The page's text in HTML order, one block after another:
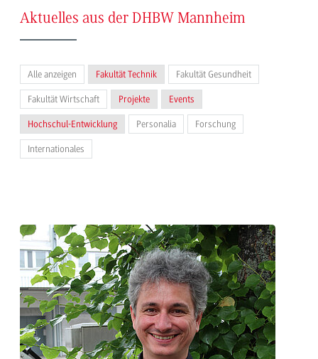
Aktuelles aus der DHBW Mannheim
Alle anzeigen Fakultät Technik Fakultät Gesundheit
Fakultät Wirtschaft Projekte Events
Hochschul-Entwicklung Personalia Forschung
Internationales